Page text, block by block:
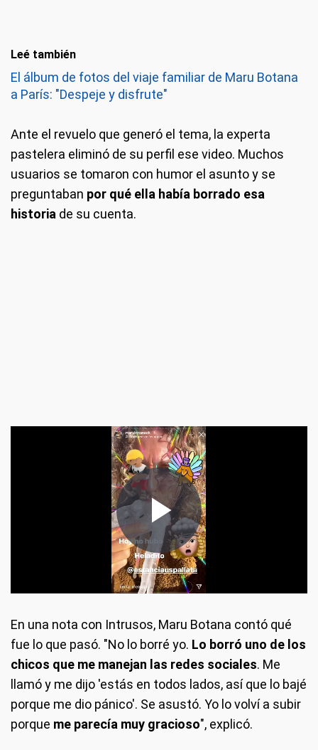
Leé también
El álbum de fotos del viaje familiar de Maru Botana
a París: "Despeje y disfrute"
Ante el revuelo que generó el tema, la experta
pastelera eliminó de su perfil ese video. Muchos
usuarios se tomaron con humor el asunto y se
preguntaban por qué ella había borrado esa
historia de su cuenta.
En una nota con Intrusos, Maru Botana contó qué
fue lo que pasó. "No lo borré yo. Lo borró uno de los
chicos que me manejan las redes sociales. Me
llamó y me dijo 'estás en todos lados, así que lo bajé
porque me dio pánico'. Se asustó. Yo lo volví a subir
porque me parecía muy gracioso", explicó.